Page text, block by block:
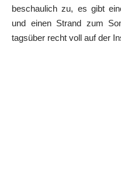
beschaulich zu, es gibt
und einen Strand zum
tagsüber recht voll auf der